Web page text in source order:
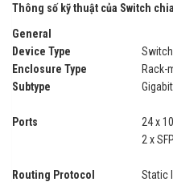
Thông số kỹ thuật của Switch
General
Device Type
Enclosure Type
Rack-
Subtype
Ports
24 x
2 x SFP
Routing Protocol
Static